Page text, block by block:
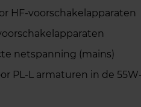
HF‑voorschakelapparaten
netspanning (mains)
PL‑L armaturen in de